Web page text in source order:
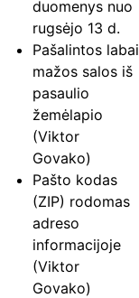
duomenys nuo
rugsėjo 13 d.
Pašalintos labai
mažos salos iš
pasaulio
žemėlapio
(Viktor
Govako)
Pašto kodas
(ZIP) rodomas
adreso
informacijoje
(Viktor
Govako)